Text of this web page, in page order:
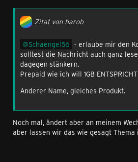
Zitat von harob
Schaengel56 - erlaube mir den
solltest die Nachricht auch ganz
dagegen stänkern.
Prepaid wie ich will 1GB
Anderer Name, gleiches Produkt.
Noch mal, ändert aber an meinem
aber lassen wir das wie gesagt Thema